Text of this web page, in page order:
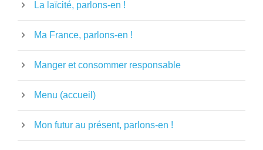
La laïcité, parlons-en !
Ma France, parlons-en !
Manger et consommer responsable
Menu (accueil)
Mon futur au présent, parlons-en !